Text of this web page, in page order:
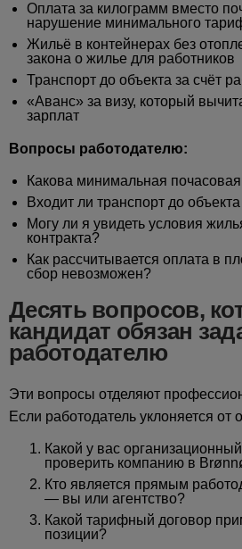
Оплата за килограмм вместо
нарушение минимального
Жильё в контейнерах без
закона о жилье для работников
Транспорт до объекта за счёт
«Аванс» за визу, который
зарплат
Вопросы работодателю:
Какова минимальная
Входит ли транспорт до
Могу ли я увидеть условия
контракта?
Как рассчитывается оплата в
сбор невозможен?
Десять вопросов,
кандидат обязан
работодателю
Эти вопросы отделяют
Если работодатель уклоняется от
Какой у вас
проверить компанию в
Кто является прямым
— вы или агентство?
Какой тарифный договор
позиции?